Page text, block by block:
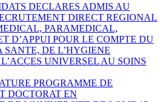
DECLARES ADMIS AU
DIRECT REGIONAL
PARAMEDICAL,
D’APPUI POUR LE COMPTE DU
SANTE, DE L’HYGIENE
UNIVERSEL AU SOINS
PROGRAMME DE
DOCTORAT EN